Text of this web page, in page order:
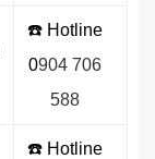
☎️ Hotline
0904 706
588
☎️ Hotline